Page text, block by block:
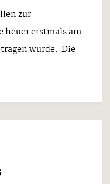
zur
heuer erstmals am
wurde. Die